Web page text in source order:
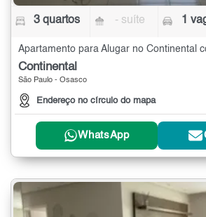
3 quartos - suíte 1
Apartamento para Alugar no Continental
Continental
São Paulo - Osasco
Endereço no círculo do mapa
WhatsApp